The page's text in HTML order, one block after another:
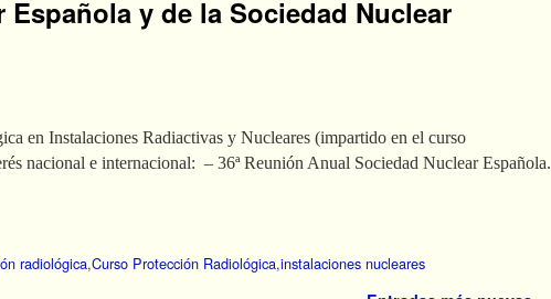
y de la Sociedad Nuclear
en Instalaciones Radiactivas y Nucleares (impartido en el curso
nacional e internacional: – 36ª Reunión Anual Sociedad Nuclear Española.
radiológica,Curso Protección Radiológica,instalaciones nucleares